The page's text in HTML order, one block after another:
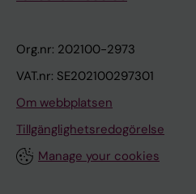
Org.nr: 202100-2973
VAT.nr: SE202100297301
Om webbplatsen
Tillgänglighetsredogörelse
Manage your cookies